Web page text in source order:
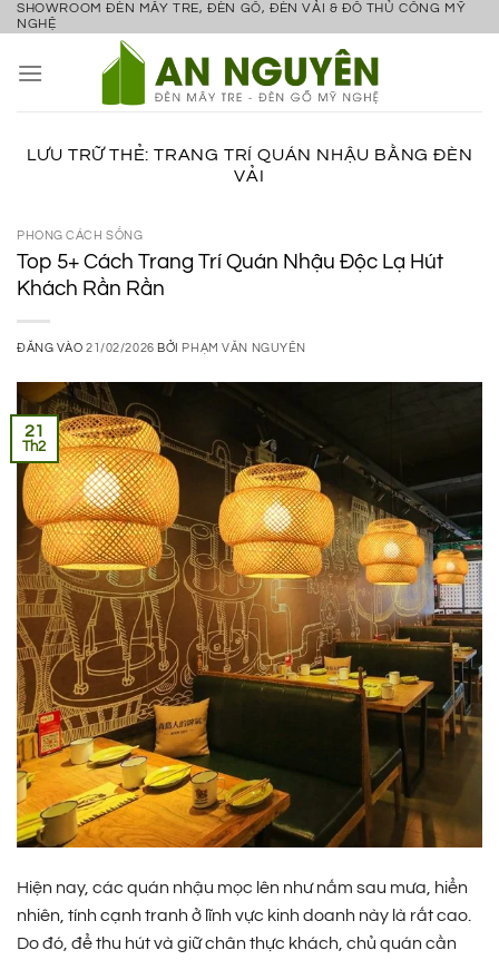
Bỏ
nội
SHOWROOM ĐÈN MÂY TRE, ĐÈN GỖ, ĐÈN VẢI & ĐỒ THỦ CÔNG MỸ
NGHỆ
LƯU TRỮ THẺ: TRANG TRÍ QUÁN NHẬU BẰNG ĐÈN
VẢI
PHONG CÁCH SỐNG
Top 5+ Cách Trang Trí Quán Nhậu Độc Lạ Hút
Khách Rần Rần
ĐĂNG VÀO21/02/2026 BỞI PHẠM VĂN NGUYÊN
21
Th2
Hiện nay, các quán nhậu mọc lên như nấm sau mưa, hiển
nhiên, tính cạnh tranh ở lĩnh vực kinh doanh này là rất cao.
Do đó, để thu hút và giữ chân thực khách, chủ quán cần